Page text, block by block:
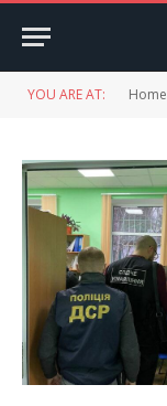
YOU ARE AT: Home